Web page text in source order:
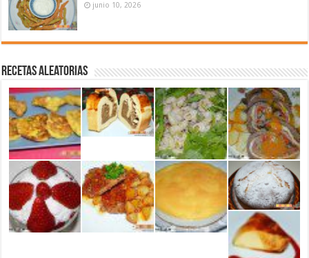
junio 10, 2026
Recetas aleatorias